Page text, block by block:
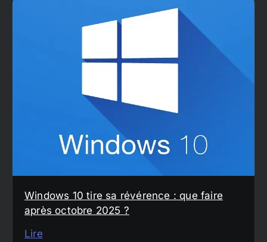
Windows 10 tire sa révérence : que faire
après octobre 2025 ?
Lire